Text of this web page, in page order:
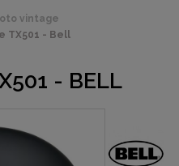
vintage
TX501 - Bell
- BELL